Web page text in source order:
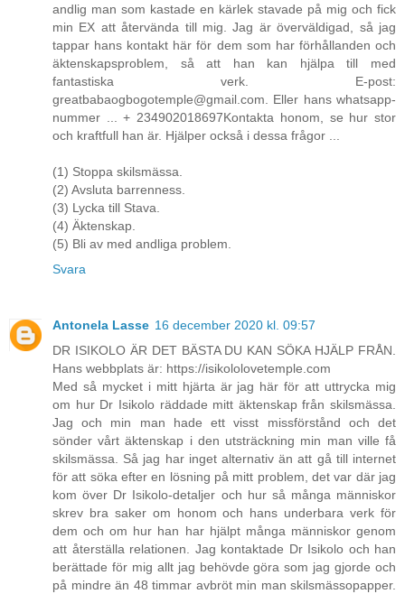
andlig man som kastade en kärlek stavade på mig och fick
min EX att återvända till mig. Jag är överväldigad, så jag
tappar hans kontakt här för dem som har förhållanden och
äktenskapsproblem, så att han kan hjälpa till med
fantastiska verk. E-post:
greatbabaogbogotemple@gmail.com. Eller hans whatsapp-
nummer ... + 234902018697Kontakta honom, se hur stor
och kraftfull han är. Hjälper också i dessa frågor ...
(1) Stoppa skilsmässa.
(2) Avsluta barrenness.
(3) Lycka till Stava.
(4) Äktenskap.
(5) Bli av med andliga problem.
Svara
Antonela Lasse 16 december 2020 kl. 09:57
DR ISIKOLO ÄR DET BÄSTA DU KAN SÖKA HJÄLP FRÅN.
Hans webbplats är: https://isikololovetemple.com
Med så mycket i mitt hjärta är jag här för att uttrycka mig
om hur Dr Isikolo räddade mitt äktenskap från skilsmässa.
Jag och min man hade ett visst missförstånd och det
sönder vårt äktenskap i den utsträckning min man ville få
skilsmässa. Så jag har inget alternativ än att gå till internet
för att söka efter en lösning på mitt problem, det var där jag
kom över Dr Isikolo-detaljer och hur så många människor
skrev bra saker om honom och hans underbara verk för
dem och om hur han har hjälpt många människor genom
att återställa relationen. Jag kontaktade Dr Isikolo och han
berättade för mig allt jag behövde göra som jag gjorde och
på mindre än 48 timmar avbröt min man skilsmässopapper.